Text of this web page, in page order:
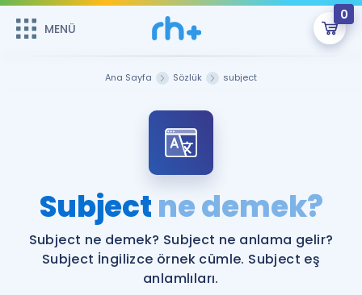
MENÜ
0
ÜYE DEĞİLİM
Sepetin Şu An Boş.
Remzi Hoca ile seni sınava hazırlayacak onlarca eğitim seni
bekliyor!
MENÜ
Katılımcı Görüşleri
Faydalı Araçlar
Ana Sayfa Sözlük subject
Subjectne demek?
Subject ne demek? Subject ne anlama gelir?
Subject İngilizce örnek cümle. Subject eş
anlamlıları.